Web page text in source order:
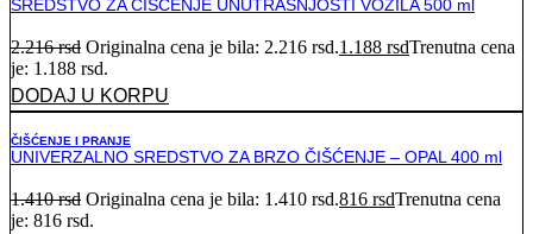
SREDSTVO ZA ČIŠĆENJE UNUTRAŠNJOSTI VOZILA 500 ml
2.216rsd Originalna cena je bila: 2.216 rsd.1.188 rsdTrenutna cena
je: 1.188 rsd.
DODAJ U KORPU
ČIŠĆENJE I PRANJE
UNIVERZALNO SREDSTVO ZA BRZO ČIŠĆENJE – OPAL 400 ml
1.410rsd Originalna cena je bila: 1.410 rsd.816 rsdTrenutna cena
je: 816 rsd.